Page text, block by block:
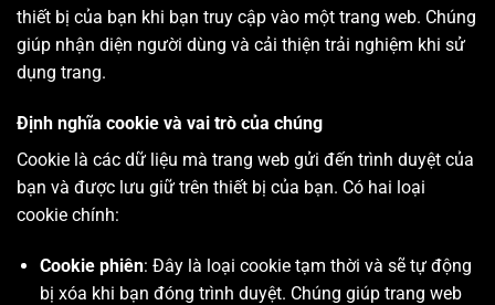
thiết bị của bạn khi bạn truy cập vào một trang web. Chúng
giúp nhận diện người dùng và cải thiện trải nghiệm khi sử
dụng trang.
Định nghĩa cookie và vai trò của chúng
Cookie là các dữ liệu mà trang web gửi đến trình duyệt của
bạn và được lưu giữ trên thiết bị của bạn. Có hai loại
cookie chính:
Cookie phiên: Đây là loại cookie tạm thời và sẽ tự động
bị xóa khi bạn đóng trình duyệt. Chúng giúp trang web